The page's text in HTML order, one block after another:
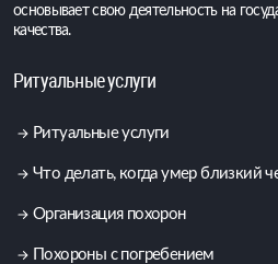
основывает свою деятельность на
качества.
Ритуальные услуги
Ритуальные услуги
Что делать, когда умер близкий
Организация похорон
Похороны с погребением